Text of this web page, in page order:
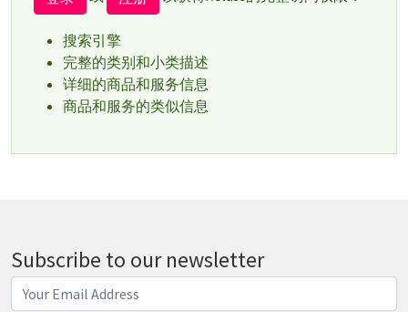
搜索引擎
完整的类别和小类描述
详细的商品和服务信息
商品和服务的类似信息
Subscribe to our newsletter